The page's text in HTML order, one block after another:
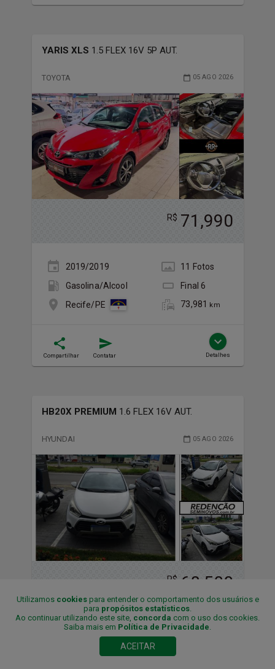
YARIS XLS 1.5 FLEX 16V 5P AUT.
TOYOTA 05 AGO 2026
R$ 71,990
2019/2019 11 Fotos
Gasolina/Álcool
Final6
Recife/PE
73,981 km
Compartilhar Contatar Detalhes
HB20X PREMIUM 1.6 FLEX 16V AUT.
HYUNDAI 05 AGO 2026
R$ 68,500
2019 6Fotos
Gasolina/Álcool
Utilizamos cookiespara entender o comportamento dos usuários e
para propósitos estatísticos.
Ao continuar utilizando este site, concorda com o uso dos cookies.
Saiba mais em Política de Privacidade.
ACEITAR